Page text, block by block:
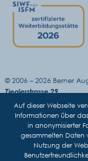
© 2006 – 2026 Berner
Zieglerstrasse 29
CH – 3007 Bern
Tel. +41 31 311 12 22
Fax +41 31 311 14 33
E-Mail:
Sitemap Impressum
Auf dieser Webseite
Informationen über
in anonymisierter
gesammelten Daten
Nutzung der